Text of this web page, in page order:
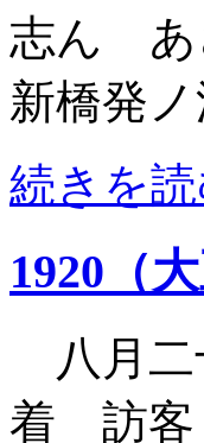
志ん あ
新橋発
続きを
1920（
八月
着 訪客